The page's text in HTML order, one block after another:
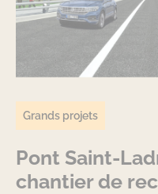
Grands projets
Pont Saint-
chantier de